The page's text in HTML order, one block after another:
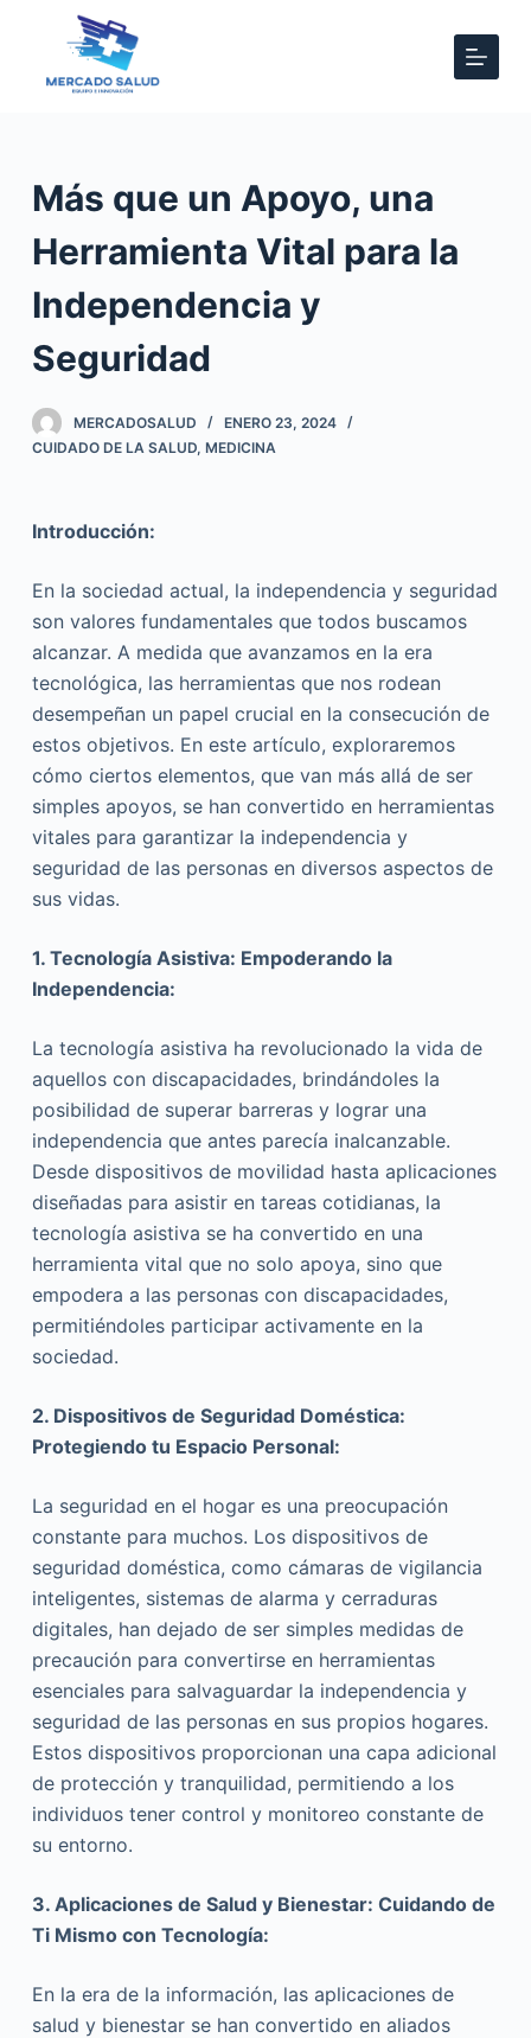
a
n
o
Más que un Apoyo, una
Herramienta Vital para la
Independencia y
Seguridad
MERCADOSALUD
ENERO 23, 2024
CUIDADO DE LA SALUD, MEDICINA
Introducción:
En la sociedad actual, la independencia y seguridad
son valores fundamentales que todos buscamos
alcanzar. A medida que avanzamos en la era
tecnológica, las herramientas que nos rodean
desempeñan un papel crucial en la consecución de
estos objetivos. En este artículo, exploraremos
cómo ciertos elementos, que van más allá de ser
simples apoyos, se han convertido en herramientas
vitales para garantizar la independencia y
seguridad de las personas en diversos aspectos de
sus vidas.
1. Tecnología Asistiva: Empoderando la
Independencia:
La tecnología asistiva ha revolucionado la vida de
aquellos con discapacidades, brindándoles la
posibilidad de superar barreras y lograr una
independencia que antes parecía inalcanzable.
Desde dispositivos de movilidad hasta aplicaciones
diseñadas para asistir en tareas cotidianas, la
tecnología asistiva se ha convertido en una
herramienta vital que no solo apoya, sino que
empodera a las personas con discapacidades,
permitiéndoles participar activamente en la
sociedad.
2. Dispositivos de Seguridad Doméstica:
Protegiendo tu Espacio Personal:
La seguridad en el hogar es una preocupación
constante para muchos. Los dispositivos de
seguridad doméstica, como cámaras de vigilancia
inteligentes, sistemas de alarma y cerraduras
digitales, han dejado de ser simples medidas de
precaución para convertirse en herramientas
esenciales para salvaguardar la independencia y
seguridad de las personas en sus propios hogares.
Estos dispositivos proporcionan una capa adicional
de protección y tranquilidad, permitiendo a los
individuos tener control y monitoreo constante de
su entorno.
3. Aplicaciones de Salud y Bienestar: Cuidando de
Ti Mismo con Tecnología:
En la era de la información, las aplicaciones de
salud y bienestar se han convertido en aliados